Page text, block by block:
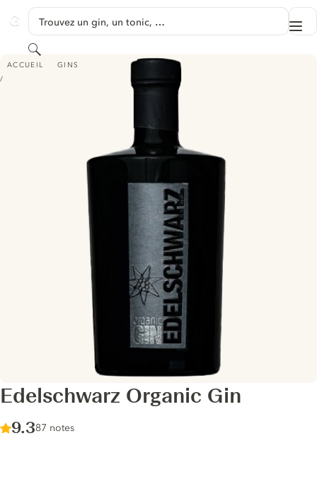
GINVENTORY
Trouvez un gin, un tonic, …
Rechercher
ACCUEIL GINS
EDELSCHWARZ ORGANIC GIN
Edelschwarz Organic Gin
Score :
9.3/ 10
87 notes